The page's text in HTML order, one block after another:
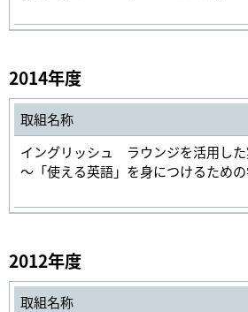
2014年度
取組名称
イングリッシュ ラウンジを活用し
～「使える英語」を身につけるため
2012年度
取組名称